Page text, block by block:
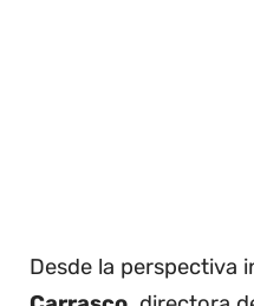
Desde la perspectiva